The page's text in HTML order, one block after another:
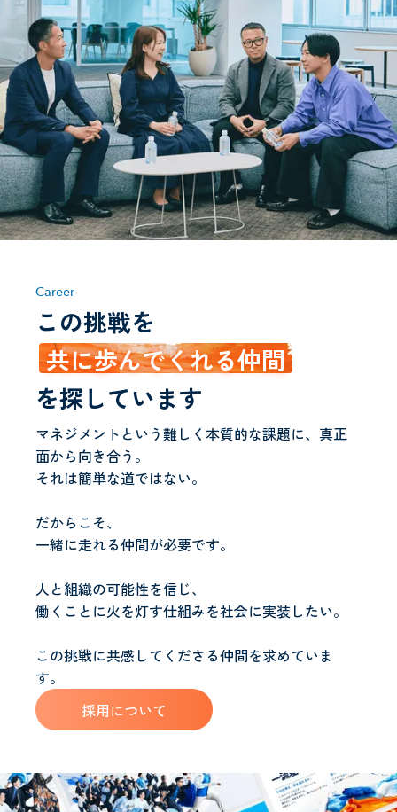
Career
この挑戦を
共に歩んでくれる仲間
を探しています
マネジメントという難しく本質的な課題に、真正
面から向き合う。
それは簡単な道ではない。
だからこそ、
一緒に走れる仲間が必要です。
人と組織の可能性を信じ、
働くことに火を灯す仕組みを社会に実装したい。
この挑戦に共感してくださる仲間を求めていま
す。
採用について